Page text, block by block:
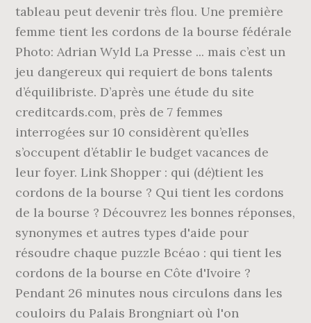
tableau peut devenir très flou. Une première
femme tient les cordons de la bourse fédérale
Photo: Adrian Wyld La Presse ... mais c’est un
jeu dangereux qui requiert de bons talents
d’équilibriste. D’après une étude du site
creditcards.com, près de 7 femmes
interrogées sur 10 considèrent qu’elles
s’occupent d’établir le budget vacances de
leur foyer. Link Shopper : qui (dé)tient les
cordons de la bourse ? Qui tient les cordons
de la bourse ? Découvrez les bonnes réponses,
synonymes et autres types d'aide pour
résoudre chaque puzzle Bcéao : qui tient les
cordons de la bourse en Côte d'Ivoire ?
Pendant 26 minutes nous circulons dans les
couloirs du Palais Brongniart où l'on